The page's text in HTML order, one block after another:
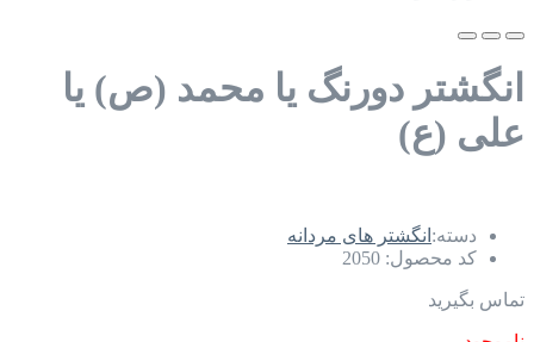
انگشتر دورنگ یا محمد (ص) یا
علی (ع)
دسته: انگشتر های مردانه
کد محصول: 2050
تماس بگیرید